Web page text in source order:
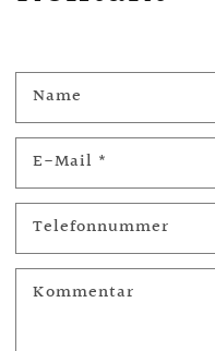
Name
E-Mail *
Telefonnummer
Kommentar